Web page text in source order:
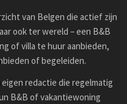
van Belgen die actief zijn
ook ter wereld – een B&B
of villa te huur aanbieden,
of begeleiden.
redactie die regelmatig
B&B of vakantiewoning